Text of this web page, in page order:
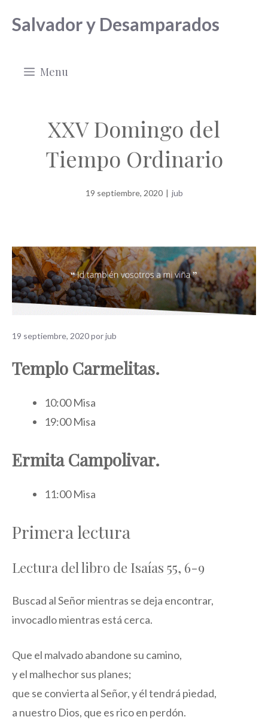
Salvador y Desamparados
Menu
XXV Domingo del
Tiempo Ordinario
19 septiembre, 2020 | jub
19 septiembre, 2020porjub
Templo Carmelitas.
10:00 Misa
19:00 Misa
Ermita Campolivar.
11:00 Misa
Primera lectura
Lectura del libro de Isaías 55, 6-9
Buscad al Señor mientras se deja encontrar,
invocadlo mientras está cerca.
Que el malvado abandone su camino,
y el malhechor sus planes;
que se convierta al Señor, y él tendrá piedad,
a nuestro Dios, que es rico en perdón.